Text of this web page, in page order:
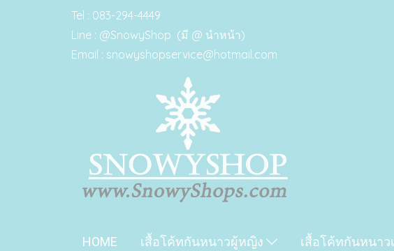
Tel : 083-294-4449
Line : @SnowyShop (มี @ นำหน้า)
Email : snowyshopservice@hotmail.com
HOME เสื้อโค้ทกันหนาวผู้หญิง เสื้อโค้ทกันหนาว